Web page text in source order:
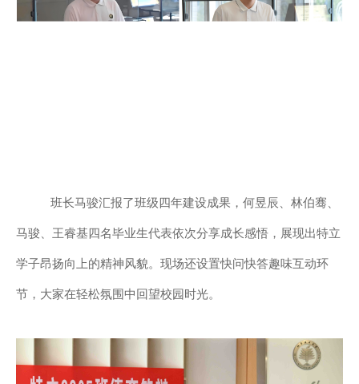
班长马骏汇报了班级四年建设成果，何昱辰、林伯骞、
马骏、王睿基四名毕业生代表依次分享成长感悟，展现出特立
学子昂扬向上的精神风貌。现场还设置快问快答趣味互动环
节，大家在轻松氛围中回望校园时光。